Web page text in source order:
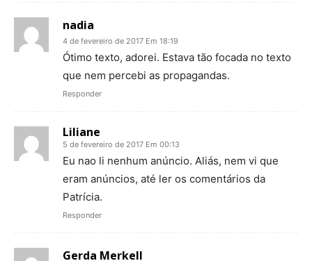
nadia
4 de fevereiro de 2017 Em 18:19
Ótimo texto, adorei. Estava tão focada no texto
que nem percebi as propagandas.
Responder
Liliane
5 de fevereiro de 2017 Em 00:13
Eu nao li nenhum anúncio. Aliás, nem vi que
eram anúncios, até ler os comentários da
Patrícia.
Responder
Gerda Merkell